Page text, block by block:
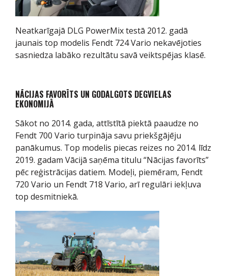
Neatkarīgajā DLG PowerMix testā 2012. gadā
jaunais top modelis Fendt 724 Vario nekavējoties
sasniedza labāko rezultātu savā veiktspējas klasē.
NĀCIJAS FAVORĪTS UN GODALGOTS DEGVIELAS
EKONOMIJĀ
Sākot no 2014. gada, attīstītā piektā paaudze no
Fendt 700 Vario turpināja savu priekšgājēju
panākumus. Top modelis piecas reizes no 2014. līdz
2019. gadam Vācijā saņēma titulu “Nācijas favorīts”
pēc reģistrācijas datiem. Modeļi, piemēram, Fendt
720 Vario un Fendt 718 Vario, arī regulāri iekļuva
top desmitniekā.